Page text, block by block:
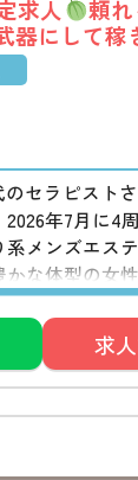
求人
頼
器にして稼
のセラピスト
年7月に4
系メンズエス
かな体型の女
を作り上げま
りせず、あり
稼げるので、
魅力の一つです
求